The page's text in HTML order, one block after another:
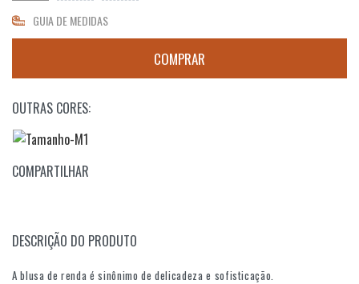
GUIA DE MEDIDAS
OUTRAS CORES:
COMPARTILHAR
DESCRIÇÃO DO PRODUTO
A blusa de renda é sinônimo de delicadeza e sofisticação.